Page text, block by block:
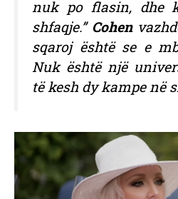
nuk po flasin, dhe
shfaqje.”Cohen
sqaroj është se e
Nuk është një
të kesh dy kampe në